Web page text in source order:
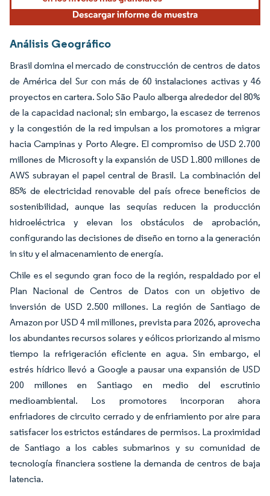
Análisis Geográfico
Brasil domina el mercado de construcción de centros de datos
de América del Sur con más de 60 instalaciones activas y 46
proyectos en cartera. Solo São Paulo alberga alrededor del 80%
de la capacidad nacional; sin embargo, la escasez de terrenos
y la congestión de la red impulsan a los promotores a migrar
hacia Campinas y Porto Alegre. El compromiso de USD 2.700
millones de Microsoft y la expansión de USD 1.800 millones de
AWS subrayan el papel central de Brasil. La combinación del
85% de electricidad renovable del país ofrece beneficios de
sostenibilidad, aunque las sequías reducen la producción
hidroeléctrica y elevan los obstáculos de aprobación,
configurando las decisiones de diseño en torno a la generación
in situ y el almacenamiento de energía.
Chile es el segundo gran foco de la región, respaldado por el
Plan Nacional de Centros de Datos con un objetivo de
inversión de USD 2.500 millones. La región de Santiago de
Amazon por USD 4 mil millones, prevista para 2026, aprovecha
los abundantes recursos solares y eólicos priorizando al mismo
tiempo la refrigeración eficiente en agua. Sin embargo, el
estrés hídrico llevó a Google a pausar una expansión de USD
200 millones en Santiago en medio del escrutinio
medioambiental. Los promotores incorporan ahora
enfriadores de circuito cerrado y de enfriamiento por aire para
satisfacer los estrictos estándares de permisos. La proximidad
de Santiago a los cables submarinos y su comunidad de
tecnología financiera sostiene la demanda de centros de baja
latencia.